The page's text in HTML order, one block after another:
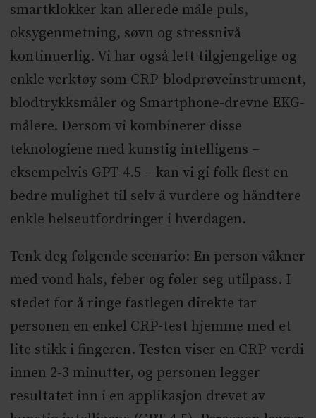
smartklokker kan allerede måle puls,
oksygenmetning, søvn og stressnivå
kontinuerlig. Vi har også lett tilgjengelige og
enkle verktøy som CRP-blodprøveinstrument,
blodtrykksmåler og Smartphone-drevne EKG-
målere. Dersom vi kombinerer disse
teknologiene med kunstig intelligens –
eksempelvis GPT-4.5 – kan vi gi folk flest en
bedre mulighet til selv å vurdere og håndtere
enkle helseutfordringer i hverdagen.
Tenk deg følgende scenario: En person våkner
med vond hals, feber og føler seg utilpass. I
stedet for å ringe fastlegen direkte tar
personen en enkel CRP-test hjemme med et
lite stikk i fingeren. Testen viser en CRP-verdi
innen 2-3 minutter, og personen legger
resultatet inn i en applikasjon drevet av